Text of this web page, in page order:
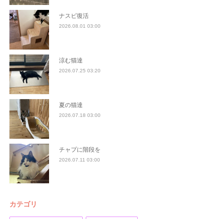
ナスビ復活
2026.08.01 03:00
涼む猫達
2026.07.25 03:20
夏の猫達
2026.07.18 03:00
チャプに階段を
2026.07.11 03:00
カテゴリ